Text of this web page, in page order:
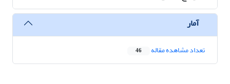
آمار
تعداد مشاهده مقاله 46